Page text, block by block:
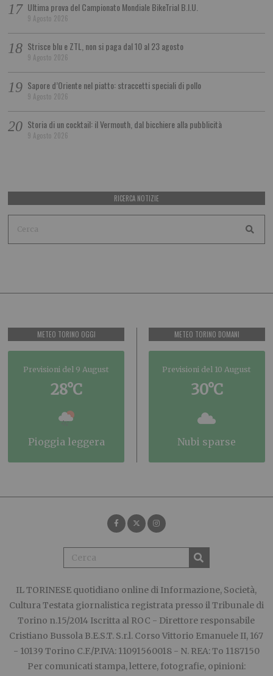
Ultima prova del Campionato Mondiale BikeTrial B.I.U.
9 Agosto 2026
Strisce blu e ZTL, non si paga dal 10 al 23 agosto
9 Agosto 2026
Sapore d’Oriente nel piatto: straccetti speciali di pollo
9 Agosto 2026
Storia di un cocktail: il Vermouth, dal bicchiere alla pubblicità
9 Agosto 2026
RICERCA NOTIZIE
METEO TORINO OGGI
Previsioni del 9 August
28°C
pioggia leggera
METEO TORINO DOMANI
Previsioni del 10 August
30°C
nubi sparse
IL TORINESE quotidiano online di Informazione, Società,
Cultura Testata giornalistica registrata presso il Tribunale di
Torino n.15/2014 Iscritta al ROC - Direttore responsabile
Cristiano Bussola B.E.S.T. S.r.l. Corso Vittorio Emanuele II, 167
- 10139 Torino C.F./P.IVA: 11091560018 - N. REA: To 1187150
Per comunicati stampa, lettere, fotografie, opinioni: